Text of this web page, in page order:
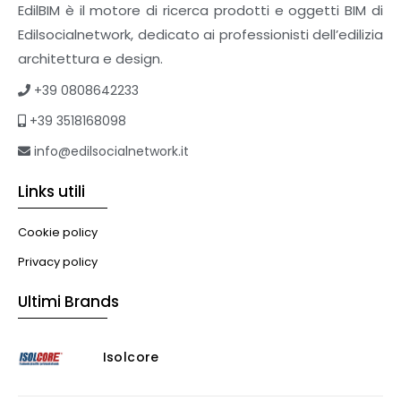
EdilBIM è il motore di ricerca prodotti e oggetti BIM di
Edilsocialnetwork, dedicato ai professionisti dell’edilizia
architettura e design.
+39 0808642233
+39 3518168098
info@edilsocialnetwork.it
Links utili
Cookie policy
Privacy policy
Ultimi Brands
Isolcore